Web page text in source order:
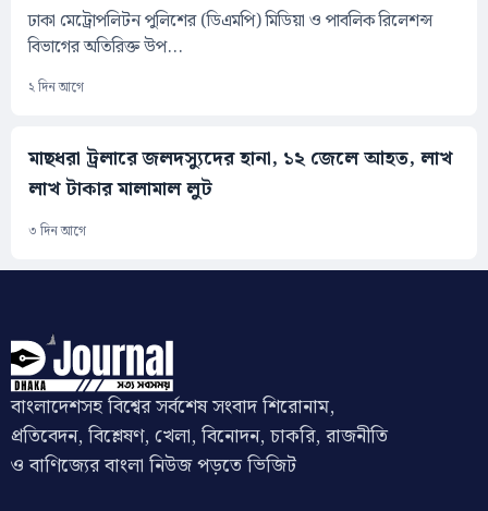
ঢাকা মেট্রোপলিটন পুলিশের (ডিএমপি) মিডিয়া ও পাবলিক রিলেশন্স
বিভাগের অতিরিক্ত উপ...
২ দিন আগে
মাছধরা ট্রলারে জলদস্যুদের হানা, ১২ জেলে আহত, লাখ
লাখ টাকার মালামাল লুট
৩ দিন আগে
বাংলাদেশসহ বিশ্বের সর্বশেষ সংবাদ শিরোনাম,
প্রতিবেদন, বিশ্লেষণ, খেলা, বিনোদন, চাকরি, রাজনীতি
ও বাণিজ্যের বাংলা নিউজ পড়তে ভিজিট